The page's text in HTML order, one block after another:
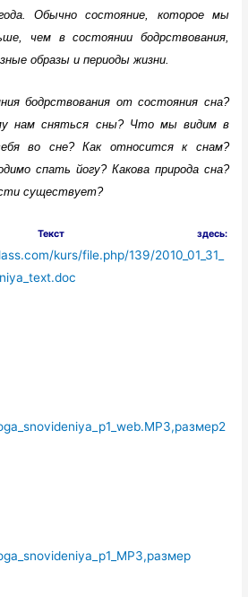
Обычно состояние, которое мы
чем в состоянии бодрствования,
образы и периоды жизни.
бодрствования от состояния сна?
нам сняться сны? Что мы видим в
во сне? Как относится к снам?
спать йогу? Какова природа сна?
существует?
Текст здесь:
kurs/file.php/139/2010_01_31_